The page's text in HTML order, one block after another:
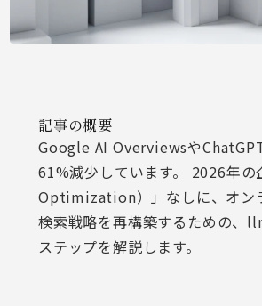
記事の概要
Google AI Overviewsや
61%減少しています。 2026年
Optimization）」なしに、オン
検索戦略を再構築するための、
ステップを解説します。